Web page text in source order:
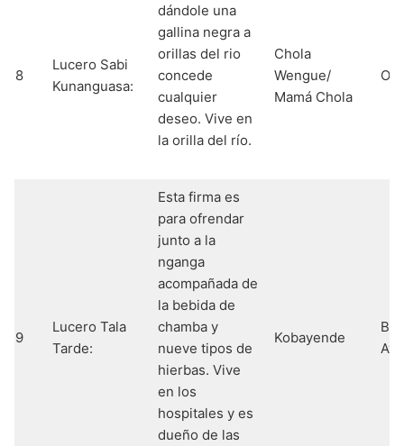
8
Lucero Sabi
Kunanguasa:
dándole una
gallina negra a
orillas del rio
concede
cualquier
deseo. Vive en
la orilla del río.
Chola
Wengue/
Mamá Chola
9
Lucero Tala
Tarde:
Esta firma es
para ofrendar
junto a la
nganga
acompañada de
la bebida de
chamba y
nueve tipos de
hierbas. Vive
en los
hospitales y es
dueño de las
Kobayende
Ayé